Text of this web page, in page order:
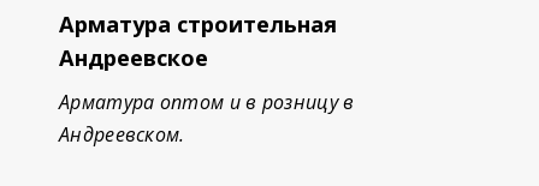
Арматура строительная
Андреевское
Арматура оптом и в розницу в
Андреевском.